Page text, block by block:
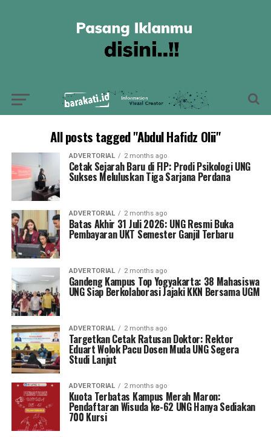
All posts tagged "Abdul Hafidz Olii"
ADVERTORIAL 2 months ago
Cetak Sejarah Baru di FIP: Prodi Psikologi UNG
Sukses Meluluskan Tiga Sarjana Perdana
ADVERTORIAL 2 months ago
Batas Akhir 31 Juli 2026: UNG Resmi Buka
Pembayaran UKT Semester Ganjil Terbaru
ADVERTORIAL 2 months ago
Gandeng Kampus Top Yogyakarta: 38 Mahasiswa
UNG Siap Berkolaborasi Jajaki KKN Bersama UGM
ADVERTORIAL 2 months ago
Targetkan Cetak Ratusan Doktor: Rektor
Eduart Wolok Pacu Dosen Muda UNG Segera
Studi Lanjut
ADVERTORIAL 2 months ago
Kuota Terbatas Kampus Merah Maron:
Pendaftaran Wisuda ke-62 UNG Hanya Sediakan
700 Kursi